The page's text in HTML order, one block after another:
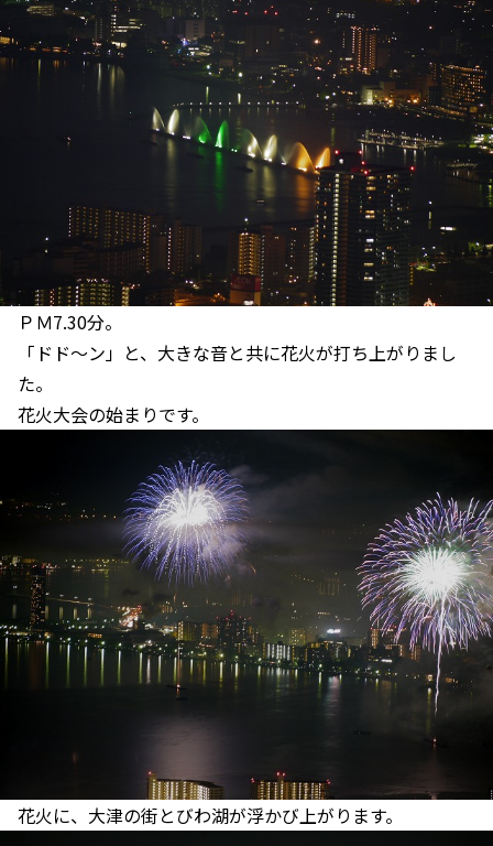
ＰＭ7.30分。
「ドド～ン」と、大きな音と共に花火が打ち上がりまし
た。
花火大会の始まりです。
花火に、大津の街とびわ湖が浮かび上がります。